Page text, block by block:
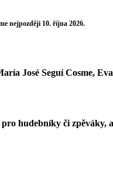
nejpozději 10. října 2026.
José Seguí Cosme,
hudebníky či zpěváky,